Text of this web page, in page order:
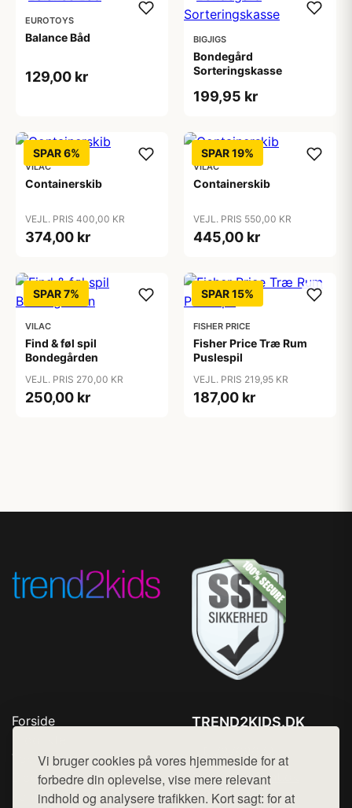
Vi bruger cookies på vores hjemmeside for at
forbedre din oplevelse, vise mere relevant
indhold og analysere trafikken. Kort sagt: for at
EUROTOYS
Balance Båd
129,00 kr
BIGJIGS
Bondegård
Sorteringskasse
199,95 kr
SPAR 6%
VILAC
Containerskib
VEJL. PRIS 400,00 KR
374,00 kr
SPAR 19%
VILAC
Containerskib
VEJL. PRIS 550,00 KR
445,00 kr
SPAR 7%
VILAC
Find & føl spil
Bondegården
VEJL. PRIS 270,00 KR
250,00 kr
SPAR 15%
FISHER PRICE
Fisher Price Træ Rum
Puslespil
VEJL. PRIS 219,95 KR
187,00 kr
Forside
Top Rabatter
Blog
Kontakt
TREND2KIDS.DK
Mail: hej@want.dk